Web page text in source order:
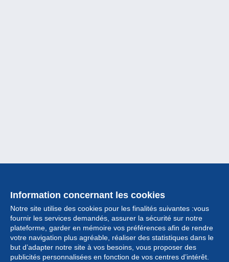
Information concernant les cookies
Notre site utilise des cookies pour les finalités suivantes :vous
fournir les services demandés, assurer la sécurité sur notre
plateforme, garder en mémoire vos préférences afin de rendre
votre navigation plus agréable, réaliser des statistiques dans le
but d’adapter notre site à vos besoins, vous proposer des
publicités personnalisées en fonction de vos centres d’intérêt.
Collection